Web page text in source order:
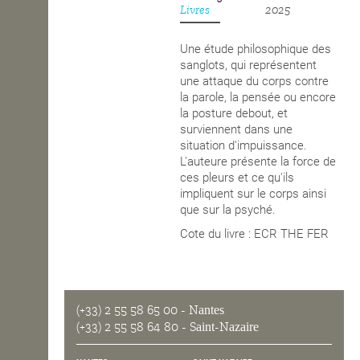
Livres
2025
Une étude philosophique des
sanglots, qui représentent
une attaque du corps contre
la parole, la pensée ou encore
la posture debout, et
surviennent dans une
situation d'impuissance.
L'auteure présente la force de
ces pleurs et ce qu'ils
impliquent sur le corps ainsi
que sur la psyché.
Cote du livre : ECR THE FER
(+33) 2 55 58 65 00 - Nantes
(+33) 2 55 58 64 80 - Saint-Nazaire